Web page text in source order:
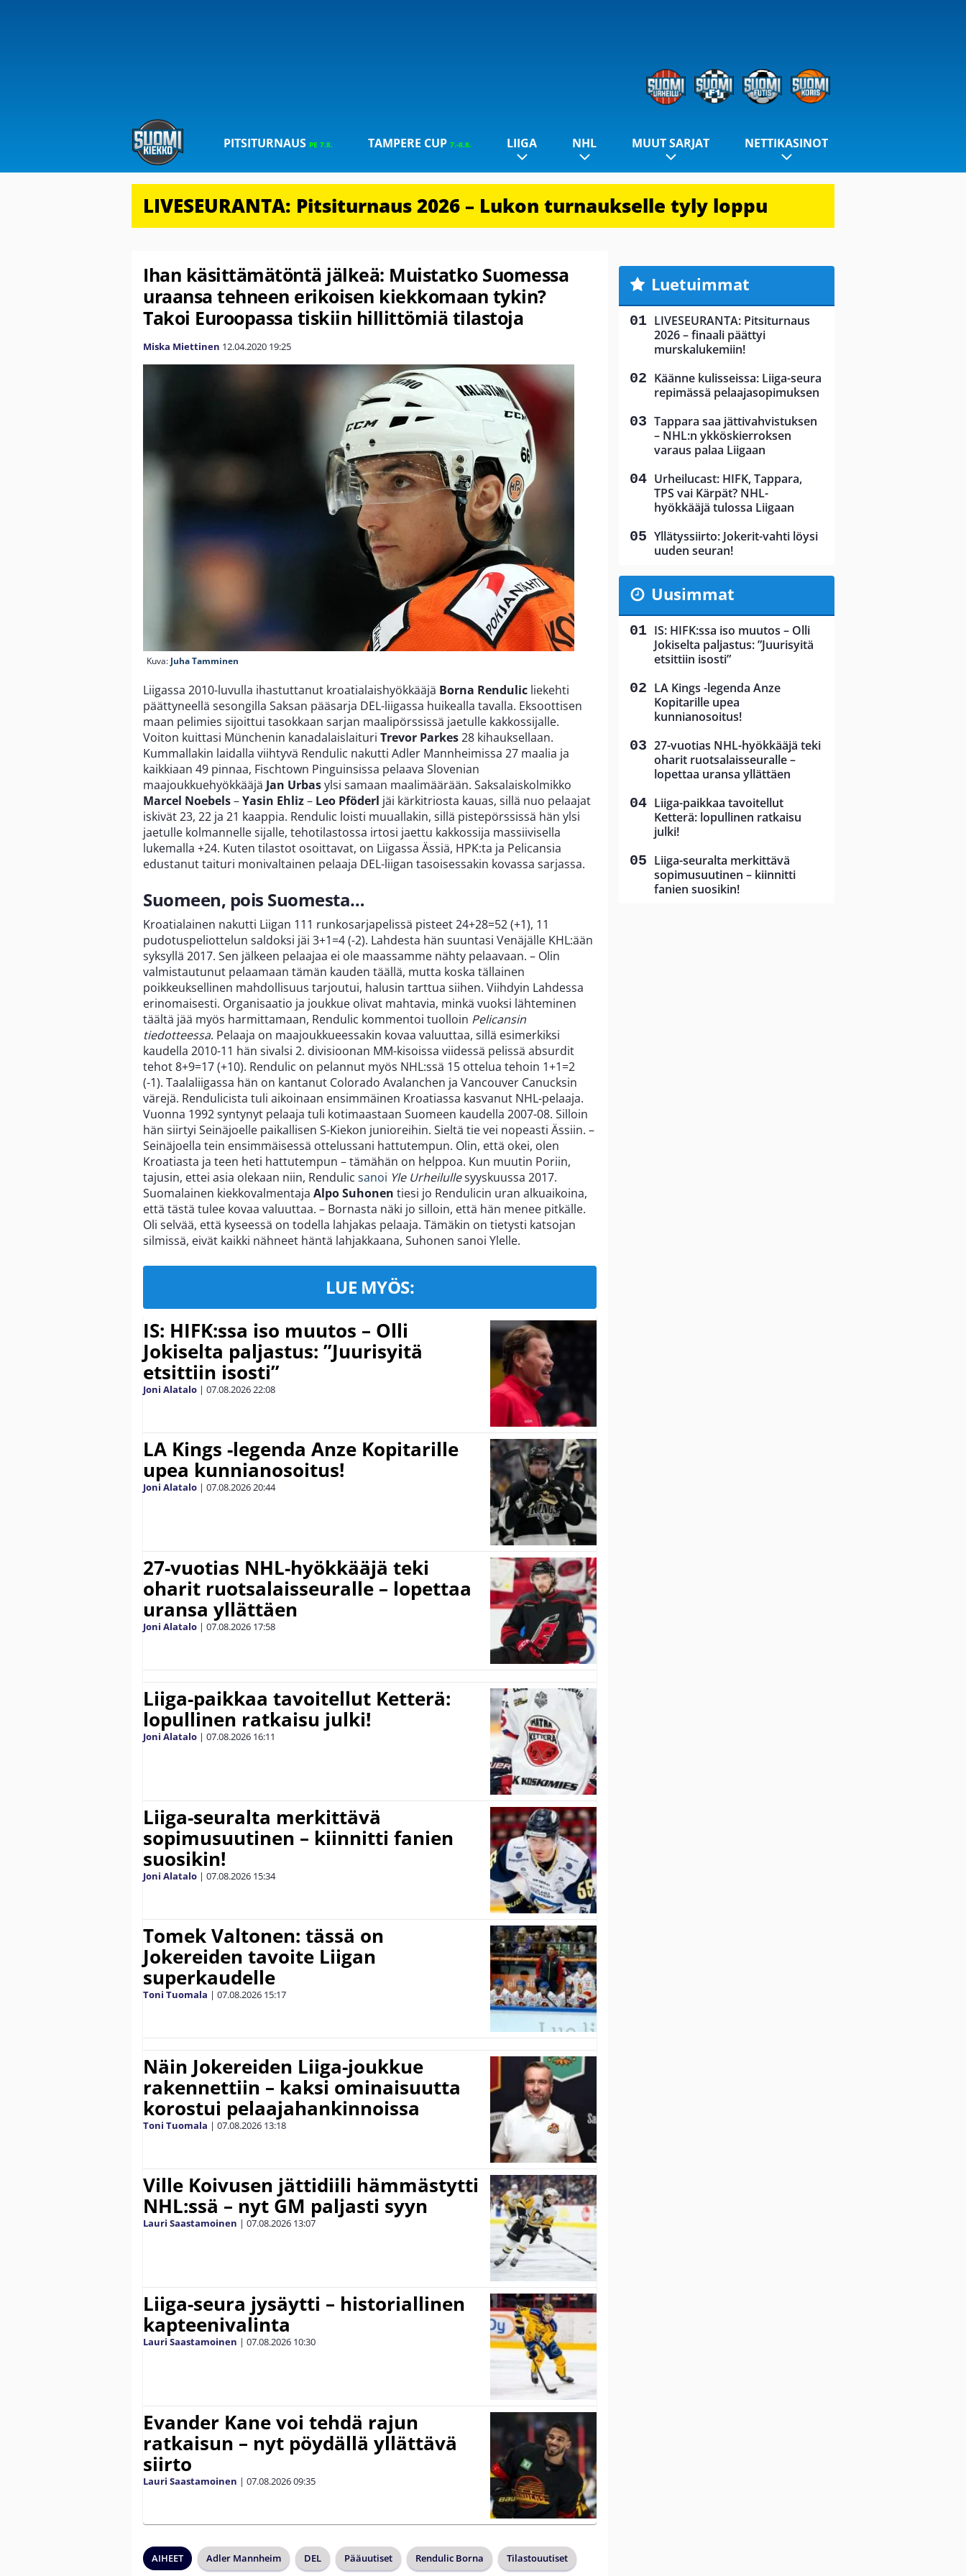
PITSITURNAUS PE 7.8. TAMPERE CUP 7.-8.8. LIIGA NHL MUUT SARJAT NETTIKASINOT
LIVESEURANTA: Pitsiturnaus 2026 – Lukon turnaukselle tyly loppu
Ihan käsittämätöntä jälkeä: Muistatko Suomessa
uraansa tehneen erikoisen kiekkomaan tykin?
Takoi Euroopassa tiskiin hillittömiä tilastoja
Miska Miettinen 12.04.2020 19:25
Kuva: Juha Tamminen
Liigassa 2010-luvulla ihastuttanut kroatialaishyökkääjä Borna Rendulic liekehti
päättyneellä sesongilla Saksan pääsarja DEL-liigassa huikealla tavalla. Eksoottisen
maan pelimies sijoittui tasokkaan sarjan maalipörssissä jaetulle kakkossijalle.
Voiton kuittasi Münchenin kanadalaislaituri Trevor Parkes28 kihauksellaan.
Kummallakin laidalla viihtyvä Rendulic nakutti Adler Mannheimissa 27 maalia ja
kaikkiaan 49 pinnaa, Fischtown Pinguinsissa pelaava Slovenian
maajoukkuehyökkääjä Jan Urbasylsi samaan maalimäärään. Saksalaiskolmikko
Marcel Noebels–Yasin Ehliz– Leo Pföderl jäi kärkitriosta kauas, sillä nuo pelaajat
iskivät 23, 22 ja 21 kaappia. Rendulic loisti muuallakin, sillä pistepörssissä hän ylsi
jaetulle kolmannelle sijalle, tehotilastossa irtosi jaettu kakkossija massiivisella
lukemalla +24. Kuten tilastot osoittavat, on Liigassa Ässiä, HPK:ta ja Pelicansia
edustanut taituri monivaltainen pelaaja DEL-liigan tasoisessakin kovassa sarjassa.
Suomeen, pois Suomesta…
Kroatialainen nakutti Liigan 111 runkosarjapelissä pisteet 24+28=52 (+1), 11
pudotuspeliottelun saldoksi jäi 3+1=4 (-2). Lahdesta hän suuntasi Venäjälle KHL:ään
syksyllä 2017. Sen jälkeen pelaajaa ei ole maassamme nähty pelaavaan. – Olin
valmistautunut pelaamaan tämän kauden täällä, mutta koska tällainen
poikkeuksellinen mahdollisuus tarjoutui, halusin tarttua siihen. Viihdyin Lahdessa
erinomaisesti. Organisaatio ja joukkue olivat mahtavia, minkä vuoksi lähteminen
täältä jää myös harmittamaan, Rendulic kommentoi tuolloin Pelicansin
tiedotteessa. Pelaaja on maajoukkueessakin kovaa valuuttaa, sillä esimerkiksi
kaudella 2010-11 hän sivalsi 2. divisioonan MM-kisoissa viidessä pelissä absurdit
tehot 8+9=17 (+10). Rendulic on pelannut myös NHL:ssä 15 ottelua tehoin 1+1=2
(-1). Taalaliigassa hän on kantanut Colorado Avalanchen ja Vancouver Canucksin
värejä. Rendulicista tuli aikoinaan ensimmäinen Kroatiassa kasvanut NHL-pelaaja.
Vuonna 1992 syntynyt pelaaja tuli kotimaastaan Suomeen kaudella 2007-08. Silloin
hän siirtyi Seinäjoelle paikallisen S-Kiekon junioreihin. Sieltä tie vei nopeasti Ässiin. –
Seinäjoella tein ensimmäisessä ottelussani hattutempun. Olin, että okei, olen
Kroatiasta ja teen heti hattutempun – tämähän on helppoa. Kun muutin Poriin,
tajusin, ettei asia olekaan niin, Rendulic sanoi Yle Urheilullesyyskuussa 2017.
Suomalainen kiekkovalmentaja Alpo Suhonen tiesi jo Rendulicin uran alkuaikoina,
että tästä tulee kovaa valuuttaa. – Bornasta näki jo silloin, että hän menee pitkälle.
Oli selvää, että kyseessä on todella lahjakas pelaaja. Tämäkin on tietysti katsojan
silmissä, eivät kaikki nähneet häntä lahjakkaana, Suhonen sanoi Ylelle.
LUE MYÖS:
IS: HIFK:ssa iso muutos – Olli
Jokiselta paljastus: ”Juurisyitä
etsittiin isosti”
Joni Alatalo | 07.08.202622:08
LA Kings -legenda Anze Kopitarille
upea kunnianosoitus!
Joni Alatalo | 07.08.202620:44
27-vuotias NHL-hyökkääjä teki
oharit ruotsalaisseuralle – lopettaa
uransa yllättäen
Joni Alatalo | 07.08.2026 17:58
Liiga-paikkaa tavoitellut Ketterä:
lopullinen ratkaisu julki!
Joni Alatalo | 07.08.2026 16:11
Liiga-seuralta merkittävä
sopimusuutinen – kiinnitti fanien
suosikin!
Joni Alatalo | 07.08.2026 15:34
Tomek Valtonen: tässä on
Jokereiden tavoite Liigan
superkaudelle
Toni Tuomala | 07.08.2026 15:17
Näin Jokereiden Liiga-joukkue
rakennettiin – kaksi ominaisuutta
korostui pelaajahankinnoissa
Toni Tuomala | 07.08.2026 13:18
Ville Koivusen jättidiili hämmästytti
NHL:ssä – nyt GM paljasti syyn
Lauri Saastamoinen | 07.08.2026 13:07
Liiga-seura jysäytti – historiallinen
kapteenivalinta
Lauri Saastamoinen | 07.08.2026 10:30
Evander Kane voi tehdä rajun
ratkaisun – nyt pöydällä yllättävä
siirto
Lauri Saastamoinen | 07.08.202609:35
AIHEET Adler Mannheim DEL Pääuutiset Rendulic Borna Tilastouutiset
Luetuimmat
LIVESEURANTA: Pitsiturnaus
2026 – finaali päättyi
murskalukemiin!
Käänne kulisseissa: Liiga-seura
repimässä pelaajasopimuksen
Tappara saa jättivahvistuksen
– NHL:n ykköskierroksen
varaus palaa Liigaan
Urheilucast: HIFK, Tappara,
TPS vai Kärpät? NHL-
hyökkääjä tulossa Liigaan
Yllätyssiirto: Jokerit-vahti löysi
uuden seuran!
Uusimmat
IS: HIFK:ssa iso muutos – Olli
Jokiselta paljastus: ”Juurisyitä
etsittiin isosti”
LA Kings -legenda Anze
Kopitarille upea
kunnianosoitus!
27-vuotias NHL-hyökkääjä teki
oharit ruotsalaisseuralle –
lopettaa uransa yllättäen
Liiga-paikkaa tavoitellut
Ketterä: lopullinen ratkaisu
julki!
Liiga-seuralta merkittävä
sopimusuutinen – kiinnitti
fanien suosikin!